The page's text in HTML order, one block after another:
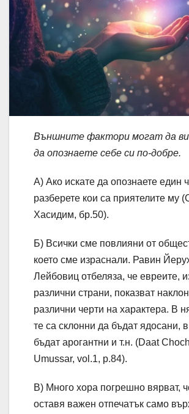
Външните фактори могат да
да опознаете себе си по-добре.
А) Ако искате да опознаете един
разберете кои са приятелите му
Хасидим, бр.50).
Б) Всички сме повлияни от
което сме израснали. Равин
Лейбовиц отбеляза, че евреите,
различни страни, показват
различни черти на характера. В
те са склонни да бъдат ядосани,
бъдат арогантни и т.н. (Daat
Umussar, vol.1, p.84).
В) Много хора погрешно вярват,
оставя важен отпечатък само